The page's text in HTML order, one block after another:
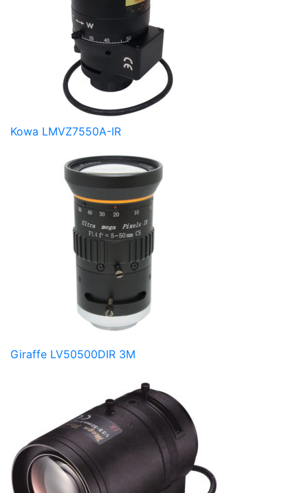
Kowa LMVZ7550A-IR
Giraffe LV50500DIR 3M